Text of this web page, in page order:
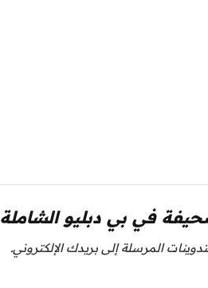
في بي دبليو الشاملة
المرسلة إلى بريدك الإلكتروني.